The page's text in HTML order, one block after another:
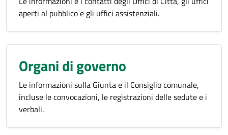
aperti al pubblico e gli uffici assistenziali.
Organi di governo
Le informazioni sulla Giunta e il Consiglio comunale,
incluse le convocazioni, le registrazioni delle sedute e i
verbali.